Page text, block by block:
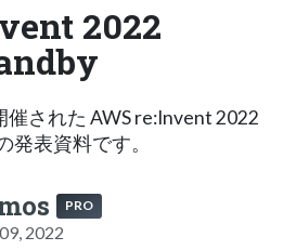
2022
された AWS re:Invent 2022
発表資料です。
PRO
2022